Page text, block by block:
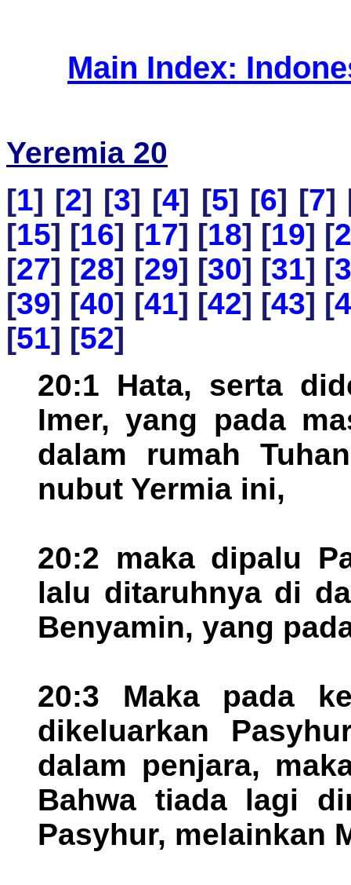
Main Index:
Yeremia 20
[1] [2] [3] [4] [5] [6] [7]
[15] [16] [17] [18] [19] [
[27] [28] [29] [30] [31] [
[39] [40] [41] [42] [43] [
[51] [52]
20:1 Hata, serta
Imer, yang pada
dalam rumah
nubut Yermia ini,
20:2 maka dipalu
lalu ditaruhnya di
Benyamin, yang
20:3 Maka pada
dikeluarkan
dalam penjara,
Bahwa tiada lagi
Pasyhur, melainkan